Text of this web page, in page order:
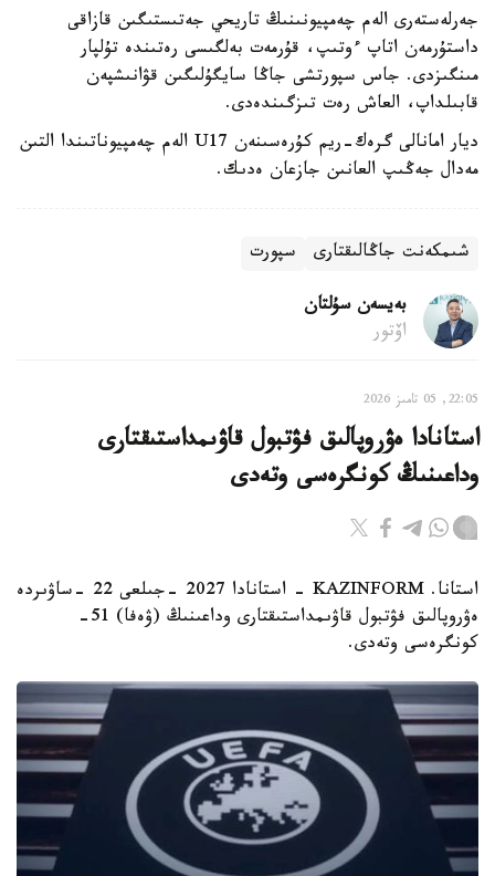
جەرلەستەرى الەم چەمپيونىنىڭ تاريحي جەتىستىگىن قازاقى
داستۇرمەن اتاپ ءوتىپ، قۇرمەت بەلگىسى رەتىندە تۇلپار
مىنگىزدى. جاس سپورتشى جاڭا سايگۇلىگىن قۋانىشپەن
قابىلداپ، العاش رەت تىزگىندەدى.
ديار امانالى گرەك-ريم كۇرەسىنەن U17 الەم چەمپيوناتىندا التىن
مەدال جەڭىپ العانىن جازعان ەدىك.
شىمكەنت جاڭالىقتارى سپورت
بەيسەن سۇلتان
اۆتور
22:05, 05 تامىز 2026
استانادا ەۋروپالىق فۋتبول قاۋىمداستىقتارى
وداعىنىڭ كونگرەسى وتەدى
استانا. KAZINFORM - استانادا 2027 -جىلعى 22 -ساۋىردە
ەۋروپالىق فۋتبول قاۋىمداستىقتارى وداعىنىڭ (ۋەفا) 51-
كونگرەسى وتەدى.